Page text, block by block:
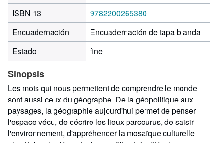
ISBN 13
9782200265380
Encuadernación
Encuadernación de tapa blanda
Estado
fine
Sinopsis
Les mots qui nous permettent de comprendre le monde
sont aussi ceux du géographe. De la géopolitique aux
paysages, la géographie aujourd'hui permet de penser
l'espace vécu, de décrire les lieux parcourus, de saisir
l'environnement, d'appréhender la mosaïque culturelle